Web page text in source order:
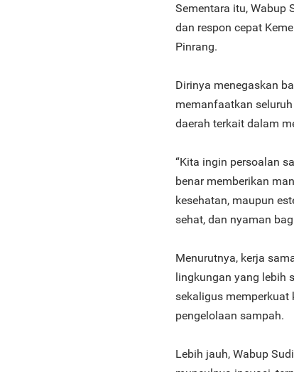
Sementara itu, Wabup
dan respon cepat
Pinrang.
Dirinya menegaskan
memanfaatkan
daerah terkait dalam
“Kita ingin persoalan
benar memberikan
kesehatan, maupun
sehat, dan nyaman
Menurutnya, kerja
lingkungan yang lebih
sekaligus memperkuat
pengelolaan sampah.
Lebih jauh, Wabup